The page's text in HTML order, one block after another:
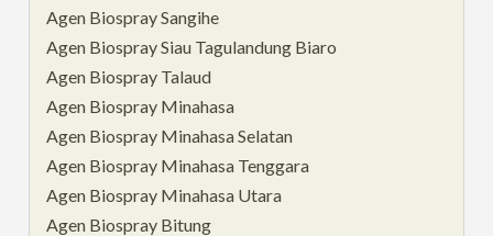
Agen Biospray Sangihe
Agen Biospray Siau Tagulandung Biaro
Agen Biospray Talaud
Agen Biospray Minahasa
Agen Biospray Minahasa Selatan
Agen Biospray Minahasa Tenggara
Agen Biospray Minahasa Utara
Agen Biospray Bitung